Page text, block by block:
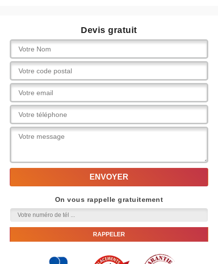
Devis gratuit
On vous rappelle gratuitement